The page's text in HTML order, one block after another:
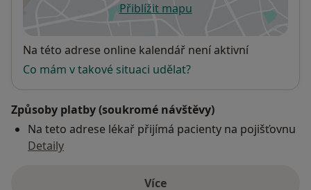
Přiblížit mapuse otevře v nové záložce
Dostupnost
Na této adrese online kalendář není aktivní
Co mám v takové situaci udělat?
Způsoby platby (soukromé návštěvy)
Na teto adrese lékař přijímá pacienty na pojišťovnu
Detaily
Více